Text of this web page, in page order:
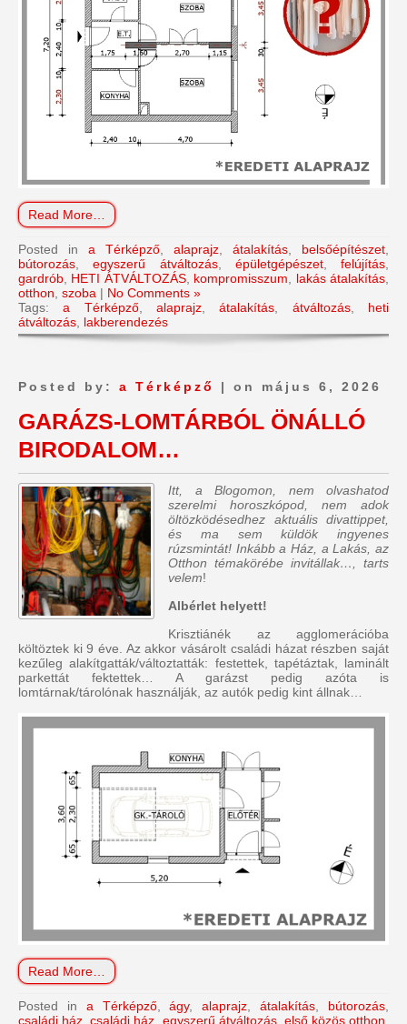
Read More…
Posted in a Térképző, alaprajz, átalakítás, belsőépítészet,
bútorozás,egyszerű átváltozás, épületgépészet, felújítás,
gardrób, HETI ÁTVÁLTOZÁS, kompromisszum, lakás átalakítás,
otthon, szoba | No Comments »
Tags:a Térképző,alaprajz,átalakítás, átváltozás, heti
átváltozás, lakberendezés
Posted by: a Térképző | on május 6, 2026
GARÁZS-LOMTÁRBÓL ÖNÁLLÓ
BIRODALOM…
Itt, a Blogomon, nem olvashatod
szerelmi horoszkópod, nem adok
öltözködésedhez aktuális divattippet,
és ma sem küldök ingyenes
rúzsmintát! Inkább a Ház, a Lakás, az
Otthon témakörébe invitállak…, tarts
velem!
Albérlet helyett!
Krisztiánék az agglomerációba
költöztek ki 9 éve. Az akkor vásárolt családi házat részben saját
kezűleg alakítgatták/változtatták: festettek, tapétáztak, laminált
parkettát fektettek… A garázst pedig azóta is
lomtárnak/tárolónak használják, az autók pedig kint állnak…
Read More…
Posted in a Térképző,ágy,alaprajz ,átalakítás bútorozás
családi ház ,családi ház egyszerű átváltozás, első közös otthon